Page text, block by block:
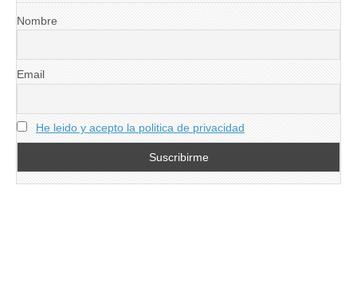
Nombre
Email
He leido y acepto la politica de privacidad